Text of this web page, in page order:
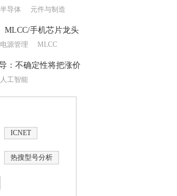
半导体 元件与制造
MLCC/手机芯片龙头
供应链
电源管理 MLCC
：不确定性将把涨价
人工智能
ICNET
热搜型号分析